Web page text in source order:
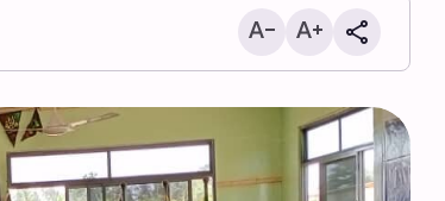
Michezo na Masuala ya Vijana